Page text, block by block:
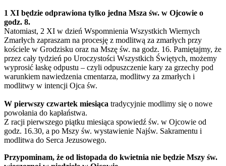
1 XI będzie odprawiona tylko jedna Msza św. w Ojcowie o
godz. 8.
Natomiast, 2 XI w dzień Wspomnienia Wszystkich Wiernych
Zmarłych zapraszam na procesję z modlitwą za zmarłych przy
kościele w Grodzisku oraz na Mszę św. na godz. 16. Pamiętajmy, że
przez cały tydzień po Uroczystości Wszystkich Świętych, możemy
wyprosić łaskę odpustu – czyli odpuszczenie kary za grzechy pod
warunkiem nawiedzenia cmentarza, modlitwy za zmarłych i
modlitwy w intencji Ojca św.
W pierwszy czwartek miesiąca tradycyjnie modlimy się o nowe
powołania do kapłaństwa.
Z racji pierwszego piątku miesiąca spowiedź św. w Ojcowie od
godz. 16.30, a po Mszy św. wystawienie Najśw. Sakramentu i
modlitwa do Serca Jezusowego.
Przypominam, że od listopada do kwietnia nie będzie Mszy św.